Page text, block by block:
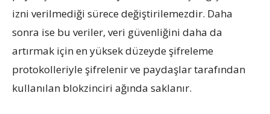
izni verilmediği sürece değiştirilemezdir. Daha
sonra ise bu veriler, veri güvenliğini daha da
artırmak için en yüksek düzeyde şifreleme
protokolleriyle şifrelenir ve paydaşlar tarafından
kullanılan blokzinciri ağında saklanır.